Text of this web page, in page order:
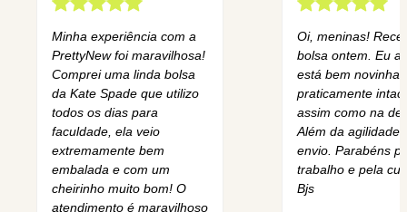
Minha experiência com a
PrettyNew foi maravilhosa!
Comprei uma linda bolsa
da Kate Spade que utilizo
todos os dias para
faculdade, ela veio
extremamente bem
embalada e com um
cheirinho muito bom! O
atendimento é maravilhoso
Oi, meninas!
bolsa ontem. Eu
está bem novinha,
praticamente
assim como na
Além da agilidade
envio. Parabéns
trabalho e pela
Bjs